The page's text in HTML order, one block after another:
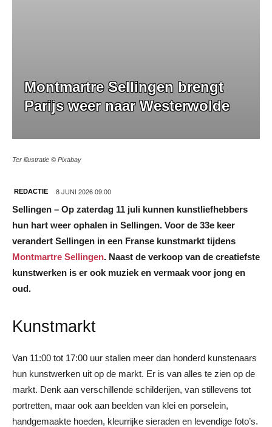
Montmartre Sellingen brengt
Parijs weer naar Westerwolde
Ter illustratie © Pixabay
REDACTIE 8 JUNI 2026 09:00
Sellingen – Op zaterdag 11 juli kunnen kunstliefhebbers
hun hart weer ophalen in Sellingen. Voor de 33e keer
verandert Sellingen in een Franse kunstmarkt tijdens
Montmartre Sellingen. Naast de verkoop van de creatiefste
kunstwerken is er ook muziek en vermaak voor jong en
oud.
Kunstmarkt
Van 11:00 tot 17:00 uur stallen meer dan honderd kunstenaars
hun kunstwerken uit op de markt. Er is van alles te zien op de
markt. Denk aan verschillende schilderijen, van stillevens tot
portretten, maar ook aan beelden van klei en porselein,
handgemaakte hoeden, kleurrijke sieraden en levendige foto’s.